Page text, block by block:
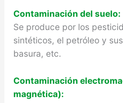
Contaminación del suelo:
Se produce por los
sintéticos, el petróleo y
basura, etc.
Contaminación
magnética):